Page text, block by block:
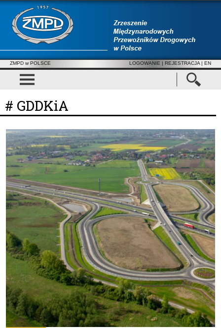
ZMPD w POLSCE LOGOWANIE | REJESTRACJA | EN
# GDDKiA